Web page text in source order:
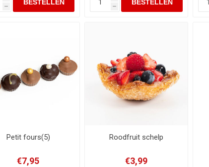
h h
Petit fours(5)
€7,95
Roodfruit schelp
€3,99